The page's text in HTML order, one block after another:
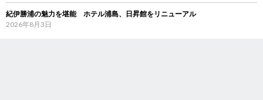
紀伊勝浦の魅力を堪能 ホテル浦島、日昇館をリニューアル
2026年8月3日